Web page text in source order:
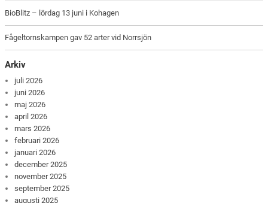
BioBlitz – lördag 13 juni i Kohagen
Fågeltornskampen gav 52 arter vid Norrsjön
Arkiv
juli 2026
juni 2026
maj 2026
april 2026
mars 2026
februari 2026
januari 2026
december 2025
november 2025
september 2025
augusti 2025